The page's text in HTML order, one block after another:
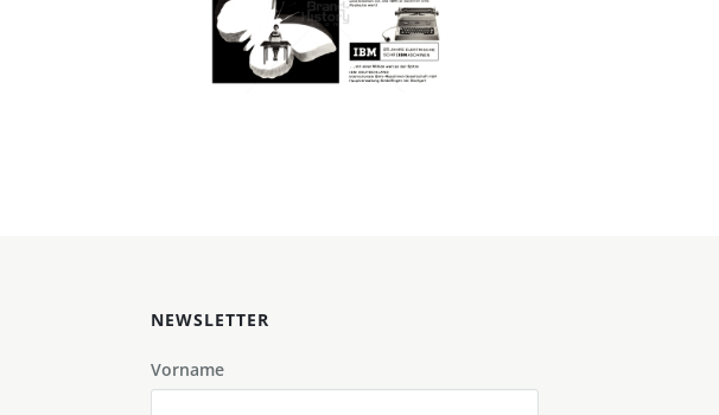
IBM GmbH
1958
IBM
Bild-ID: 43073
NEWSLETTER
Vorname